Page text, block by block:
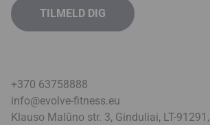
+370 63758888
info@evolve-fitness.eu
Klauso Malūno str. 3, Ginduliai, LT-91291,